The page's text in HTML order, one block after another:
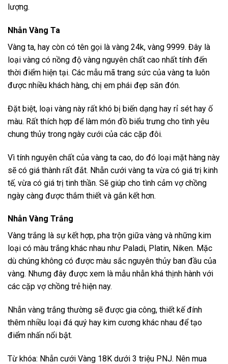
lượng.
Nhẫn Vàng Ta
Vàng ta, hay còn có tên gọi là vàng 24k, vàng 9999. Đây là
loại vàng có nồng độ vàng nguyên chất cao nhất tính đến
thời điểm hiện tại. Các mẫu mã trang sức của vàng ta luôn
được nhiều khách hàng, chị em phái đẹp săn đón.
Đặt biệt, loại vàng này rất khó bị biến dạng hay rỉ sét hay ố
màu. Rất thích hợp để làm món đồ biểu trưng cho tình yêu
chung thủy trong ngày cưới của các cặp đôi.
Vì tính nguyên chất của vàng ta cao, do đó loại mặt hàng này
sẽ có giá thành rất đắt. Nhẫn cưới vàng ta vừa có giá trị kinh
tế, vừa có giá trị tinh thần. Sẽ giúp cho tình cảm vợ chồng
ngày càng được thắm thiết và gắn kết hơn.
Nhẫn Vàng Trắng
Vàng trắng là sự kết hợp, pha trộn giữa vàng và những kim
loại có màu trắng khác nhau như Paladi, Platin, Niken. Mặc
dù chúng không có được màu sắc nguyên thủy ban đầu của
vàng. Nhưng đây được xem là mẫu nhẫn khá thịnh hành với
các cặp vợ chồng trẻ hiện nay.
Nhẫn vàng trắng thường sẽ được gia công, thiết kế đính
thêm nhiều loại đá quý hay kim cương khác nhau để tạo
điểm nhấn nổi bật.
Từ khóa: Nhẫn cưới Vàng 18K dưới 3 triệu PNJ. Nên mua